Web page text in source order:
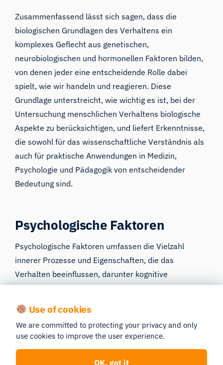
Zusammenfassend lässt sich sagen, dass die
biologischen Grundlagen des Verhaltens ein
komplexes Geflecht aus genetischen,
neurobiologischen und hormonellen Faktoren bilden,
von denen jeder eine entscheidende Rolle dabei
spielt, wie wir handeln und reagieren. Diese
Grundlage unterstreicht, wie wichtig es ist, bei der
Untersuchung menschlichen Verhaltens biologische
Aspekte zu berücksichtigen, und liefert Erkenntnisse,
die sowohl für das wissenschaftliche Verständnis als
auch für praktische Anwendungen in Medizin,
Psychologie und Pädagogik von entscheidender
Bedeutung sind.
Psychologische Faktoren
Psychologische Faktoren umfassen die Vielzahl
innerer Prozesse und Eigenschaften, die das
Verhalten beeinflussen, darunter kognitive
Funktionen, Emotionen und
psychologischen Rahmen, der bestimmt, wie wir die
Welt um uns herum wahrnehmen und auf sie
Use of cookies
We are committed to protecting your privacy and only
use cookies to improve the user experience.
OK, got it